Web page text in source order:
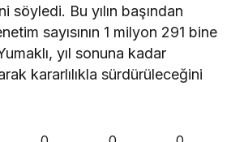
söyledi. Bu yılın başından
sayısının 1 milyon 291 bine
yıl sonuna kadar
kararlılıkla sürdürüleceğini